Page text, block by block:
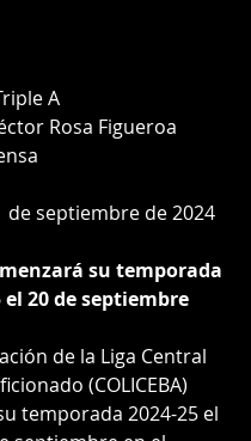
A
Rosa Figueroa
de septiembre de 2024
su temporada
el 20 de septiembre
de la Liga Central
(COLICEBA)
temporada 2024-25 el